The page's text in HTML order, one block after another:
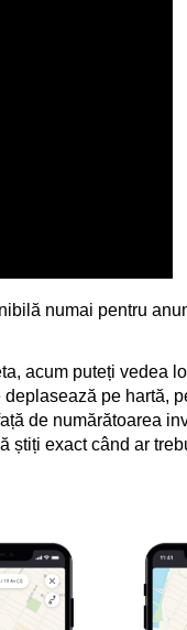
numai pentru
acum puteți vedea
pe hartă,
de numărătoarea
știți exact când ar